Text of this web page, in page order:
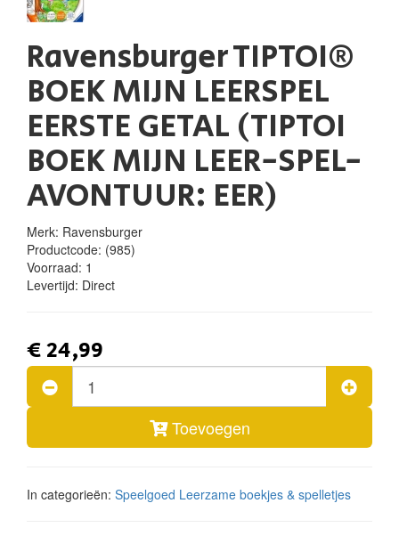
Ravensburger TIPTOI®
BOEK MIJN LEERSPEL
EERSTE GETAL (TIPTOI
BOEK MIJN LEER-SPEL-
AVONTUUR: EER)
Merk: Ravensburger
Productcode: (985)
Voorraad: 1
Levertijd: Direct
€ 24,99
Toevoegen
In categorieën: Speelgoed Leerzame boekjes & spelletjes